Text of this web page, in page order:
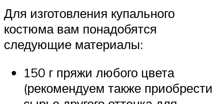
Для изготовления купального
костюма вам понадобятся
следующие материалы:
150 г пряжи любого цвета
(рекомендуем также приобрести